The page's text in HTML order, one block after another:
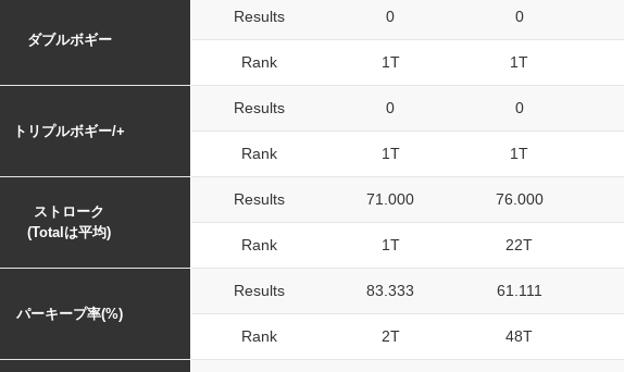
ダブルボギー
Results 0 0
Rank 1T 1T
トリプルボギー/+
Results 0 0
Rank 1T 1T
ストローク
(Totalは平均)
Results 71.000 76.000
Rank 1T 22T
パーキープ率(%)
Results 83.333 61.111
Rank 2T 48T